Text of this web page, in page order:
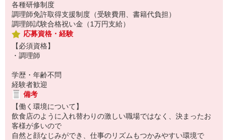
各種研修制度
調理師免許取得支援制度（受験費用、書籍代負担）
調理師試験合格祝い金（1万円支給）
応募資格・経験
【必須資格】
・調理師
学歴・年齢不問
経験者歓迎
備考
【働く環境について】
飲食店のように入れ替わりの激しい職場ではなく、決まったお
客様が多いので
自然と顔なじみができ、仕事のリズムもつかみやすい環境で